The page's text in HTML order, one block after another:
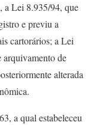
a Lei 8.935/94, que
e previu a
cartorários; a Lei
arquivamento de
alterada
a qual estabeleceu